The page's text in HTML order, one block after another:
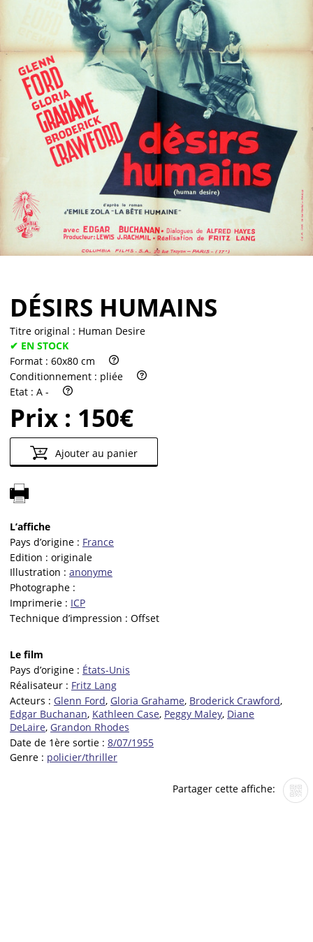
Vendre
DÉSIRS HUMAINS
Titre original : Human Desire
✔ EN STOCK
Format : 60x80 cm
Conditionnement : pliée
Etat : A -
Prix : 150€
Ajouter au panier
L’affiche
Pays d’origine : France
Edition : originale
Illustration : anonyme
Photographe :
Imprimerie : ICP
Technique d’impression : Offset
Le film
Pays d’origine : États-Unis
Réalisateur : Fritz Lang
Acteurs : Glenn Ford, Gloria Grahame, Broderick Crawford,
Edgar Buchanan, Kathleen Case, Peggy Maley, Diane
DeLaire, Grandon Rhodes
Date de 1ère sortie : 8/07/1955
Genre : policier/thriller
Partager cette affiche: